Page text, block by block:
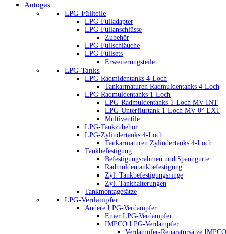
Autogas
LPG-Füllteile
LPG-Fülladapter
LPG-Füllanschlüsse
Zubehör
LPG-Füllschläuche
LPG-Füllsets
Erweiterungsteile
LPG-Tanks
LPG-Radmldentanks 4-Loch
Tankarmaturen Radmuldentanks 4-Loch
LPG-Radmuldentanks 1-Loch
LPG-Radmuldentanks 1-Loch MV INT
LPG-Unterflurtank 1-Loch MV 0° EXT
Multiventile
LPG-Tankzubehör
LPG-Zylindertanks 4-Loch
Tankarmaturen Zylindertanks 4-Loch
Tankbefestigung
Befestigungsrahmen und Spanngurte
Radmuldentankbefestigung
Zyl. Tankbefestigungsringe
Zyl. Tankhalterungen
Tankmontagesätze
LPG-Verdampfer
Andere LPG-Verdampfer
Emer LPG-Verdampfer
IMPCO LPG-Verdampfer
Verdampfer-Reparatursätze IMPCO